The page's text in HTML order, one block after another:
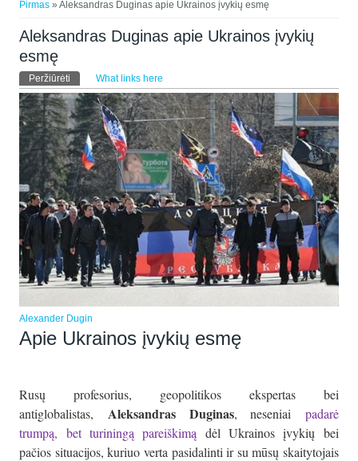
Pirmas » Aleksandras Duginas apie Ukrainos įvykių esmę
Aleksandras Duginas apie Ukrainos įvykių
esmę
Pirminės kortelės
Peržiūrėti (aktyvi kortelė)
What links here
Alexander Dugin
Apie Ukrainos įvykių esmę
Rusų profesorius, geopolitikos ekspertas bei
antiglobalistas, Aleksandras Duginas, neseniai padarė
trumpą, bet turiningą pareiškimą dėl Ukrainos įvykių bei
pačios situacijos, kuriuo verta pasidalinti ir su mūsų skaitytojais